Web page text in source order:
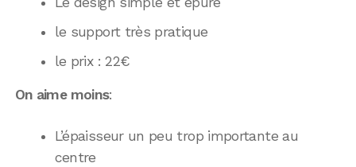
le support très pratique
le prix : 22€
On aime moins:
L’épaisseur un peu trop importante au
centre